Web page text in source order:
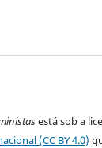
está sob a
(CC BY 4.0)